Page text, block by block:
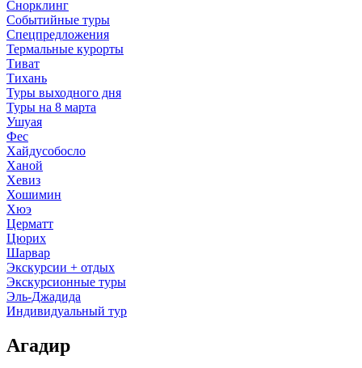
Снорклинг
Событийные туры
Спецпредложения
Термальные курорты
Тиват
Тихань
Туры выходного дня
Туры на 8 марта
Ушуая
Фес
Хайдусобосло
Ханой
Хевиз
Хошимин
Хюэ
Церматт
Цюрих
Шарвар
Экскурсии + отдых
Экскурсионные туры
Эль-Джадида
Индивидуальный тур
Агадир